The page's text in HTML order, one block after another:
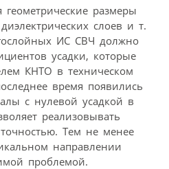
геометрические размеры
слоев и т.
ИС СВЧ должно
усадки, которые
КНТО в техническом
время появились
с нулевой усадкой в
реализовывать
Тем не менее
направлении
проблемой.